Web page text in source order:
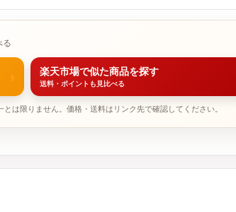
る
› 楽天市場で似た商品を探す
送料・ポイントも見比べる
は限りません。価格・送料はリンク先で確認してください。